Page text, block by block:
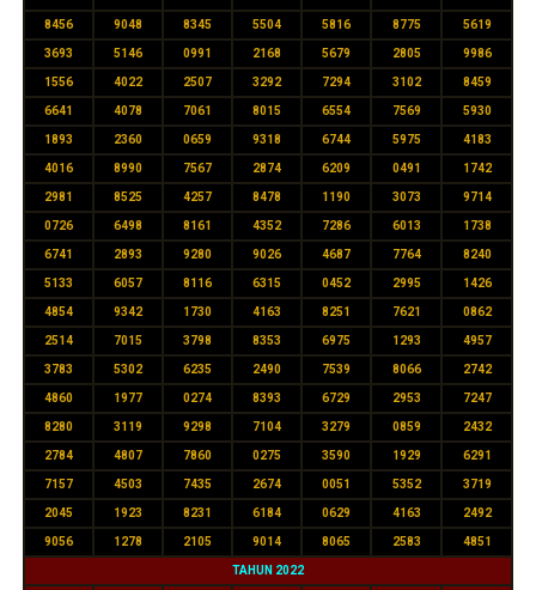
8456 9048 8345 5504 5816 8775 5619
3693 5146 0991 2168 5679 2805 9986
1556 4022 2507 3292 7294 3102 8459
6641 4078 7061 8015 6554 7569 5930
1893 2360 0659 9318 6744 5975 4183
4016 8990 7567 2874 6209 0491 1742
2981 8525 4257 8478 1190 3073 9714
0726 6498 8161 4352 7286 6013 1738
6741 2893 9280 9026 4687 7764 8240
5133 6057 8116 6315 0452 2995 1426
4854 9342 1730 4163 8251 7621 0862
2514 7015 3798 8353 6975 1293 4957
3783 5302 6235 2490 7539 8066 2742
4860 1977 0274 8393 6729 2953 7247
8280 3119 9298 7104 3279 0859 2432
2784 4807 7860 0275 3590 1929 6291
7157 4503 7435 2674 0051 5352 3719
2045 1923 8231 6184 0629 4163 2492
9056 1278 2105 9014 8065 2583 4851
TAHUN 2022